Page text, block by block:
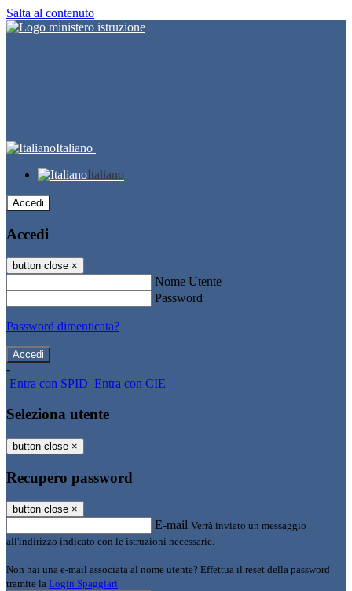
Salta al contenuto
Italiano
Italiano
Accedi
Accedi
button close ×
Nome Utente
Password
Password dimenticata?
-
Entra con SPID Entra con CIE
Seleziona utente
button close ×
Recupero password
button close ×
E-mail Verrà inviato un messaggio
all'indirizzo indicato con le istruzioni necessarie.
Non hai una e-mail associata al nome utente? Effettua il reset della password
tramite la Login Spaggiari